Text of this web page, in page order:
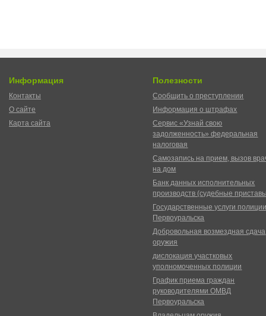
Информация
Контакты
О сайте
Карта сайта
Полезности
Сообщить о преступлении
Информация о штрафах
Сервис «Узнай свою
задолженность» федеральная
налоговая
Самозапись на прием, вызов
на дом
Банк данных исполнительных
производств (судебные
Государственные услуги
Первоуральска
Добровольная возмездная сдача
оружия
дислокация участковых
уполномоченных полиции
График приема граждан
руководителями ОМВД
Первоуральска